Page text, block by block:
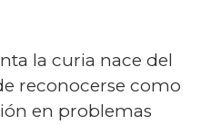
la curia nace del
reconocerse como
en problemas